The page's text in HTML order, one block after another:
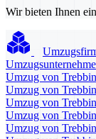
Wir bieten Ihnen
Umzug von
Umzug von
Umzug von
Umzug von
Umzug von